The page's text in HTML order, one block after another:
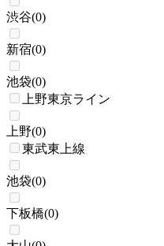
渋谷(0)
新宿(0)
池袋(0)
上野東京ライン
上野(0)
東武東上線
池袋(0)
下板橋(0)